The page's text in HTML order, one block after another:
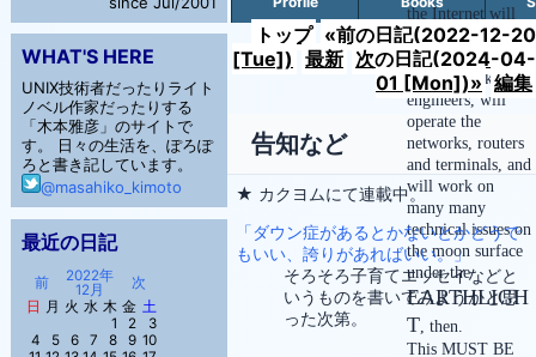
the Internet will
reach to the space
and the moon.
We, network
engineers, will
operate the
networks, routers
and terminals, and
will work on
many many
technical issues on
the moon surface
under the
EARTHLIGH
T , then.
This MUST BE
WHAT'S HERE
UNIX技術者だったりライト
ノベル作家だったりする
「木本雅彦」のサイトで
す。 日々の生活を、ぽろぽ
ろと書き記しています。
@masahiko_kimoto
最近の日記
前
2022年
12月
次
日 月 火 水 木 金 土
1
2
3
4
5 6 7 8 9 10
トップ «前の日記(2022-12-20
[Tue]) 最新 次の日記(2024-04-
01 [Mon])» 編集
告知など
★ カクヨムにて連載中。
「ダウン症があるとかないとかどうで
もいい、誇りがあればいい。」
そろそろ子育てエッセイなどと
いうものを書いてみようかと思
った次第。